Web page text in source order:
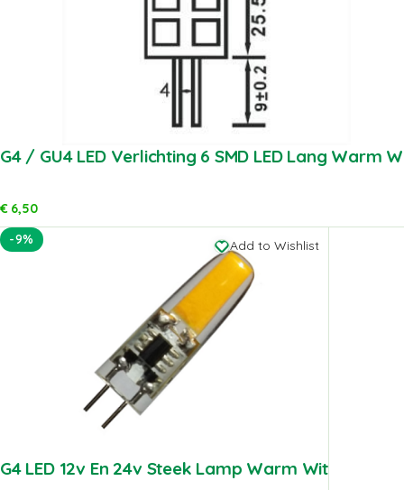
G4 / GU4 LED Verlichting 6 SMD LED Lang Warm
€6,50
-9%
Add to Wishlist
G4 LED 12v En 24v Steek Lamp Warm Wit